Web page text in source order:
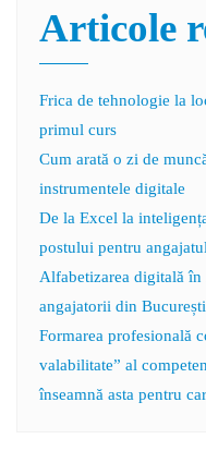
Articole
Frica de tehnologie la
primul curs
Cum arată o zi de
instrumentele digitale
De la Excel la
postului pentru
Alfabetizarea digitală în
angajatorii din
Formarea profesională
valabilitate” al
înseamnă asta pentru